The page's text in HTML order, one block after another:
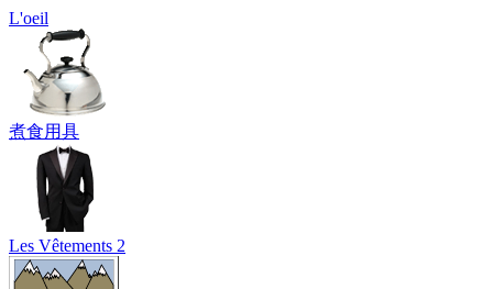
L'oeil
煮食用具
Les Vêtements 2